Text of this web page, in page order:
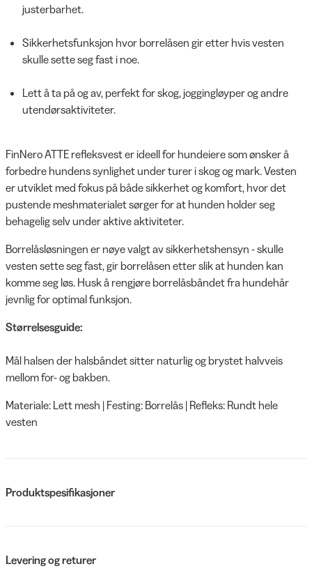
justerbarhet.
Sikkerhetsfunksjon hvor borrelåsen gir etter hvis vesten
skulle sette seg fast i noe.
Lett å ta på og av, perfekt for skog, joggingløyper og andre
utendørsaktiviteter.
FinNero ATTE refleksvest er ideell for hundeiere som ønsker å
forbedre hundens synlighet under turer i skog og mark. Vesten
er utviklet med fokus på både sikkerhet og komfort, hvor det
pustende meshmaterialet sørger for at hunden holder seg
behagelig selv under aktive aktiviteter.
Borrelåsløsningen er nøye valgt av sikkerhetshensyn - skulle
vesten sette seg fast, gir borrelåsen etter slik at hunden kan
komme seg løs. Husk å rengjøre borrelåsbåndet fra hundehår
jevnlig for optimal funksjon.
Størrelsesguide:
Mål halsen der halsbåndet sitter naturlig og brystet halvveis
mellom for- og bakben.
Materiale: Lett mesh | Festing: Borrelås | Refleks: Rundt hele
vesten
Produktspesifikasjoner
Levering og returer